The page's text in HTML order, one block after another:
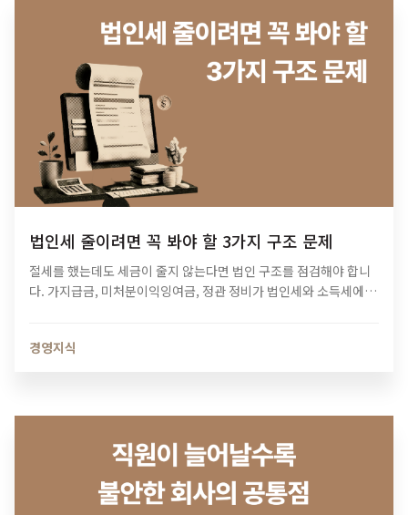
법인세 줄이려면 꼭 봐야 할 3가지 구조 문제
절세를 했는데도 세금이 줄지 않는다면 법인 구조를 점검해야 합니
다. 가지급금, 미처분이익잉여금, 정관 정비가 법인세와 소득세에 미
경영지식